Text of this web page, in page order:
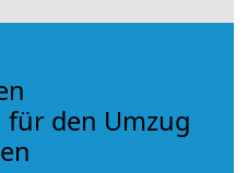
für den Umzug